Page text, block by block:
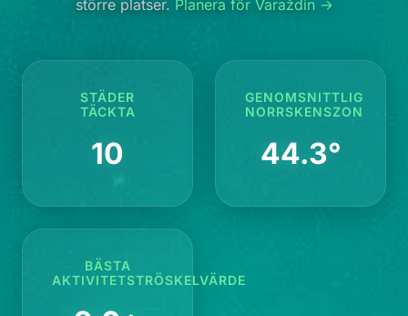
större platser. Planera för Varaždin →
STÄDER
TÄCKTA
10
GENOMSNITTLIG
NORRSKENSZON
44.3°
BÄSTA
AKTIVITETSTRÖSKELVÄRDE